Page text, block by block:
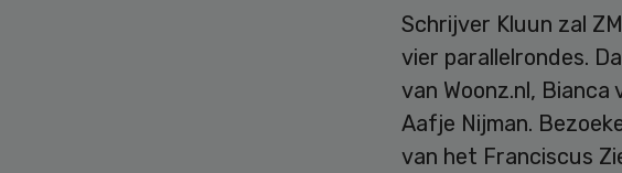
Schrijver Kluun zal
vier parallelrondes.
van Woonz.nl,
Aafje Nijman.
van het Franciscus